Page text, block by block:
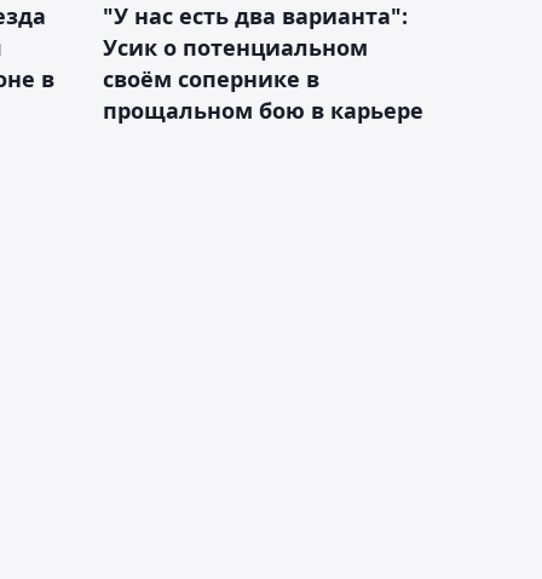
в
"У нас есть два варианта":
Усик о потенциальном
своём сопернике в
прощальном бою в карьере